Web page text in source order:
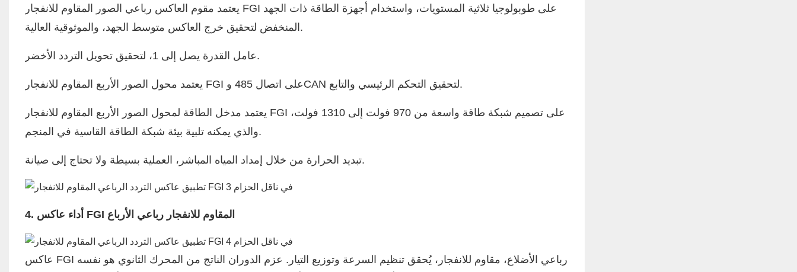
يعتمد مقوم العاكس رباعي الصور المقاوم للانفجار FGI على طوبولوجيا ثلاثية المستويات، واستخدام أجهزة الطاقة ذات الجهد
المنخفض لتحقيق خرج العاكس متوسط ​​الجهد، والموثوقية العالية.
عامل القدرة يصل إلى 1، لتحقيق تحويل التردد الأخضر.
يعتمد محول الصور الأربع المقاوم للانفجار FGI على اتصال 485 وCAN لتحقيق التحكم الرئيسي والتابع.
يعتمد مدخل الطاقة لمحول الصور الأربع المقاوم للانفجار FGI على تصميم شبكة طاقة واسعة من 970 فولت إلى 1310 فولت،
والذي يمكنه تلبية بيئة شبكة الطاقة القاسية في المنجم.
تبديد الحرارة من خلال إمداد المياه المباشر، العملية بسيطة ولا تحتاج إلى صيانة.
4. أداء عاكس FGI المقاوم للانفجار رباعي الأرباع
عاكس FGI رباعي الأضلاع، مقاوم للانفجار، يُحقق تنظيم السرعة وتوزيع التيار. عزم الدوران الناتج من المحرك الثانوي هو نفسه